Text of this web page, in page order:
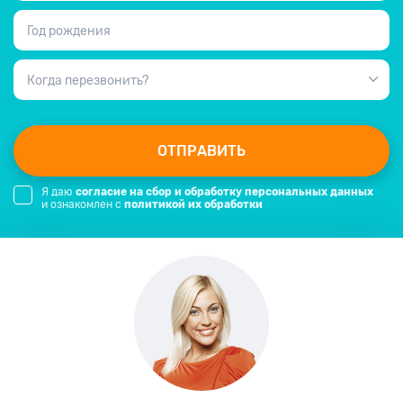
Год рождения
Когда перезвонить?
ОТПРАВИТЬ
Я даю согласие на сбор и обработку персональных данных
и ознакомлен с политикой их обработки